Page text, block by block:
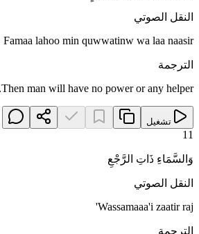
النقل الصوتي
Famaa lahoo min quwwatinw wa laa naasir
الترجمة
Then man will have no power or any helper.
تشغيل
11
وَالسَّمَاءِ ذَاتِ الرَّجْعِ
النقل الصوتي
Wassamaaa'i zaatir raj'
الترجمة